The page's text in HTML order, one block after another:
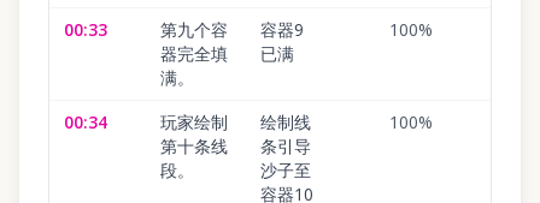
00:33
第九个容
器完全填
满。
容器9
已满
100%
00:34
玩家绘制
第十条线
段。
绘制线
条引导
沙子至
容器10
100%